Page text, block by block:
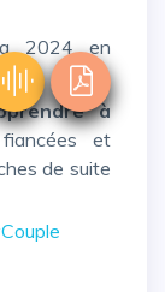
à
et
de suite